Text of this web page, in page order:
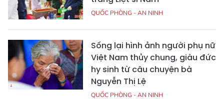
QUỐC PHÒNG - AN NINH
Sống lại hình ảnh người phụ nữ
Việt Nam thủy chung, giàu đức
hy sinh từ câu chuyện bà
Nguyễn Thị Lệ
QUỐC PHÒNG - AN NINH